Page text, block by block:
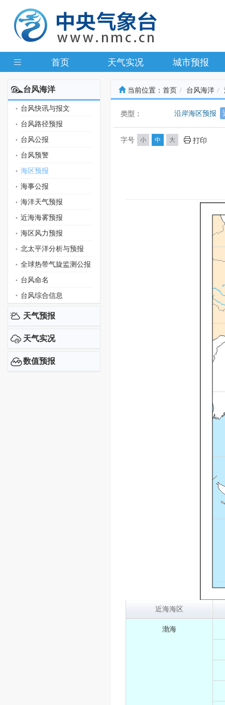
首页 天气实况 城市预报
台风海洋
台风快讯与报文
台风路径预报
台风公报
台风预警
海区预报
海事公报
海洋天气预报
近海海雾预报
海区风力预报
北太平洋分析与预报
全球热带气旋监测公报
台风命名
台风综合信息
天气预报
天气实况
数值预报
当前位置： 首页 台风海洋
类型： 沿岸海区预报
字号 小 中 大 打印
近海海区
渤海